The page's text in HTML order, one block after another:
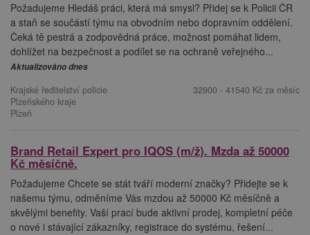
Požadujeme Hledáš práci, která má smysl? Přidej se k Policii ČR
a staň se součástí týmu na obvodním nebo dopravním oddělení.
Čeká tě pestrá a zodpovědná práce, možnost pomáhat lidem,
dohlížet na bezpečnost a podílet se na ochraně veřejného...
Aktualizováno dnes
Krajské ředitelství policie
Plzeňského kraje
Plzeň
32900 - 41540 Kč za měsíc
Brand Retail Expert pro IQOS (m/ž). Mzda až 50000
Kč měsíčně.
Požadujeme Chcete se stát tváří moderní značky? Přidejte se k
našemu týmu, odměníme Vás mzdou až 50000 Kč měsíčně a
skvělými benefity. Vaší prací bude aktivní prodej, kompletní péče
o nové i stávající zákazníky, registrace do systému, řešení...